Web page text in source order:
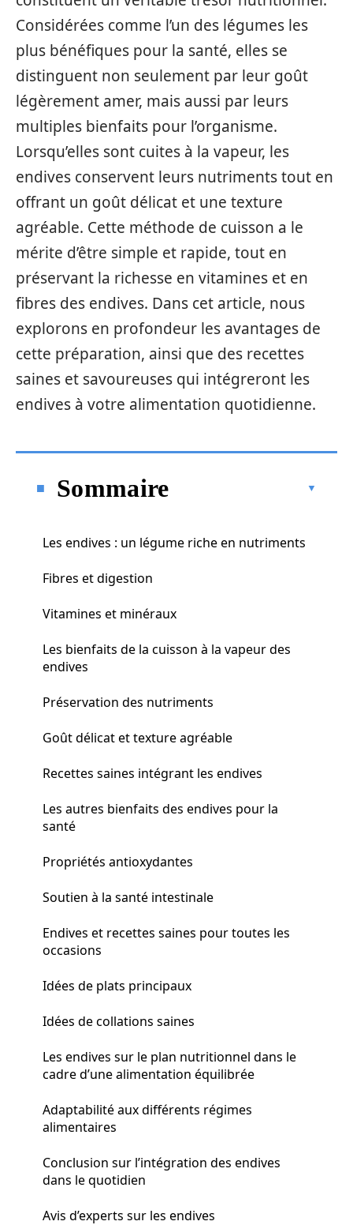
Considérées comme l’un des légumes les
plus bénéfiques pour la santé, elles se
distinguent non seulement par leur goût
légèrement amer, mais aussi par leurs
multiples bienfaits pour l’organisme.
Lorsqu’elles sont cuites à la vapeur, les
endives conservent leurs nutriments tout en
offrant un goût délicat et une texture
agréable. Cette méthode de cuisson a le
mérite d’être simple et rapide, tout en
préservant la richesse en vitamines et en
fibres des endives. Dans cet article, nous
explorons en profondeur les avantages de
cette préparation, ainsi que des recettes
saines et savoureuses qui intégreront les
endives à votre alimentation quotidienne.
Sommaire
Les endives : un légume riche en nutriments
Fibres et digestion
Vitamines et minéraux
Les bienfaits de la cuisson à la vapeur des
endives
Préservation des nutriments
Goût délicat et texture agréable
Recettes saines intégrant les endives
Les autres bienfaits des endives pour la
santé
Propriétés antioxydantes
Soutien à la santé intestinale
Endives et recettes saines pour toutes les
occasions
Idées de plats principaux
Idées de collations saines
Les endives sur le plan nutritionnel dans le
cadre d’une alimentation équilibrée
Adaptabilité aux différents régimes
alimentaires
Conclusion sur l’intégration des endives
dans le quotidien
Avis d’experts sur les endives